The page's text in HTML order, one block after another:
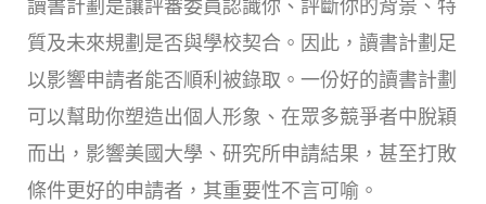
讀書計劃是讓評審委員認識你、評斷你的背景、特
質及未來規劃是否與學校契合。因此，讀書計劃足
以影響申請者能否順利被錄取。一份好的讀書計劃
可以幫助你塑造出個人形象、在眾多競爭者中脫穎
而出，影響美國大學、研究所申請結果，甚至打敗
條件更好的申請者，其重要性不言可喻。